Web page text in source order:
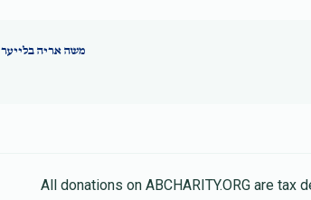
משה אריה בלייער
All donations on ABCHARITY.ORG are tax